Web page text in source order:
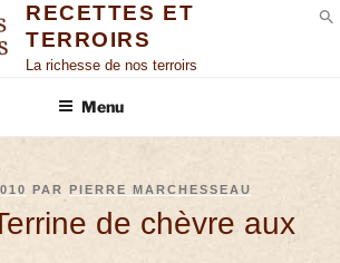
RECETTES ET
TERROIRS
La richesse de nos terroirs
Menu
PAR PIERRE MARCHESSEAU
de chèvre aux